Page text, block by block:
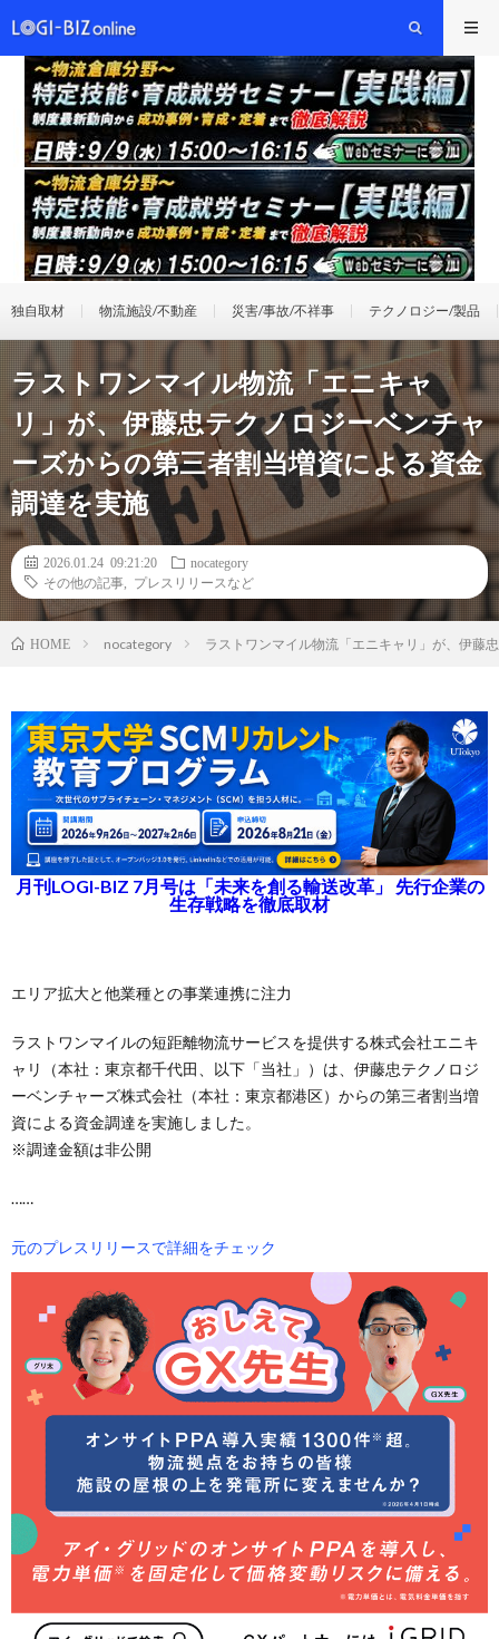
独自取材 物流施設/不動産 災害/事故/不祥事 テクノロジー/製品
ラストワンマイル物流「エニキャ
リ」が、伊藤忠テクノロジーベンチャ
ーズからの第三者割当増資による資金
調達を実施
2026.01.24 09:21:20
nocategory
その他の記事
プレスリリースなど
HOME nocategory ラストワンマイル物流「エニキャリ」が、伊藤
月刊LOGI-BIZ 7月号は「未来を創る輸送改革」 先行企業の
生存戦略を徹底取材
エリア拡大と他業種との事業連携に注力
ラストワンマイルの短距離物流サービスを提供する株式会社エニキ
ャリ（本社：東京都千代田、以下「当社」）は、伊藤忠テクノロジ
ーベンチャーズ株式会社（本社：東京都港区）からの第三者割当増
資による資金調達を実施しました。
※調達金額は非公開
……
元のプレスリリースで詳細をチェック